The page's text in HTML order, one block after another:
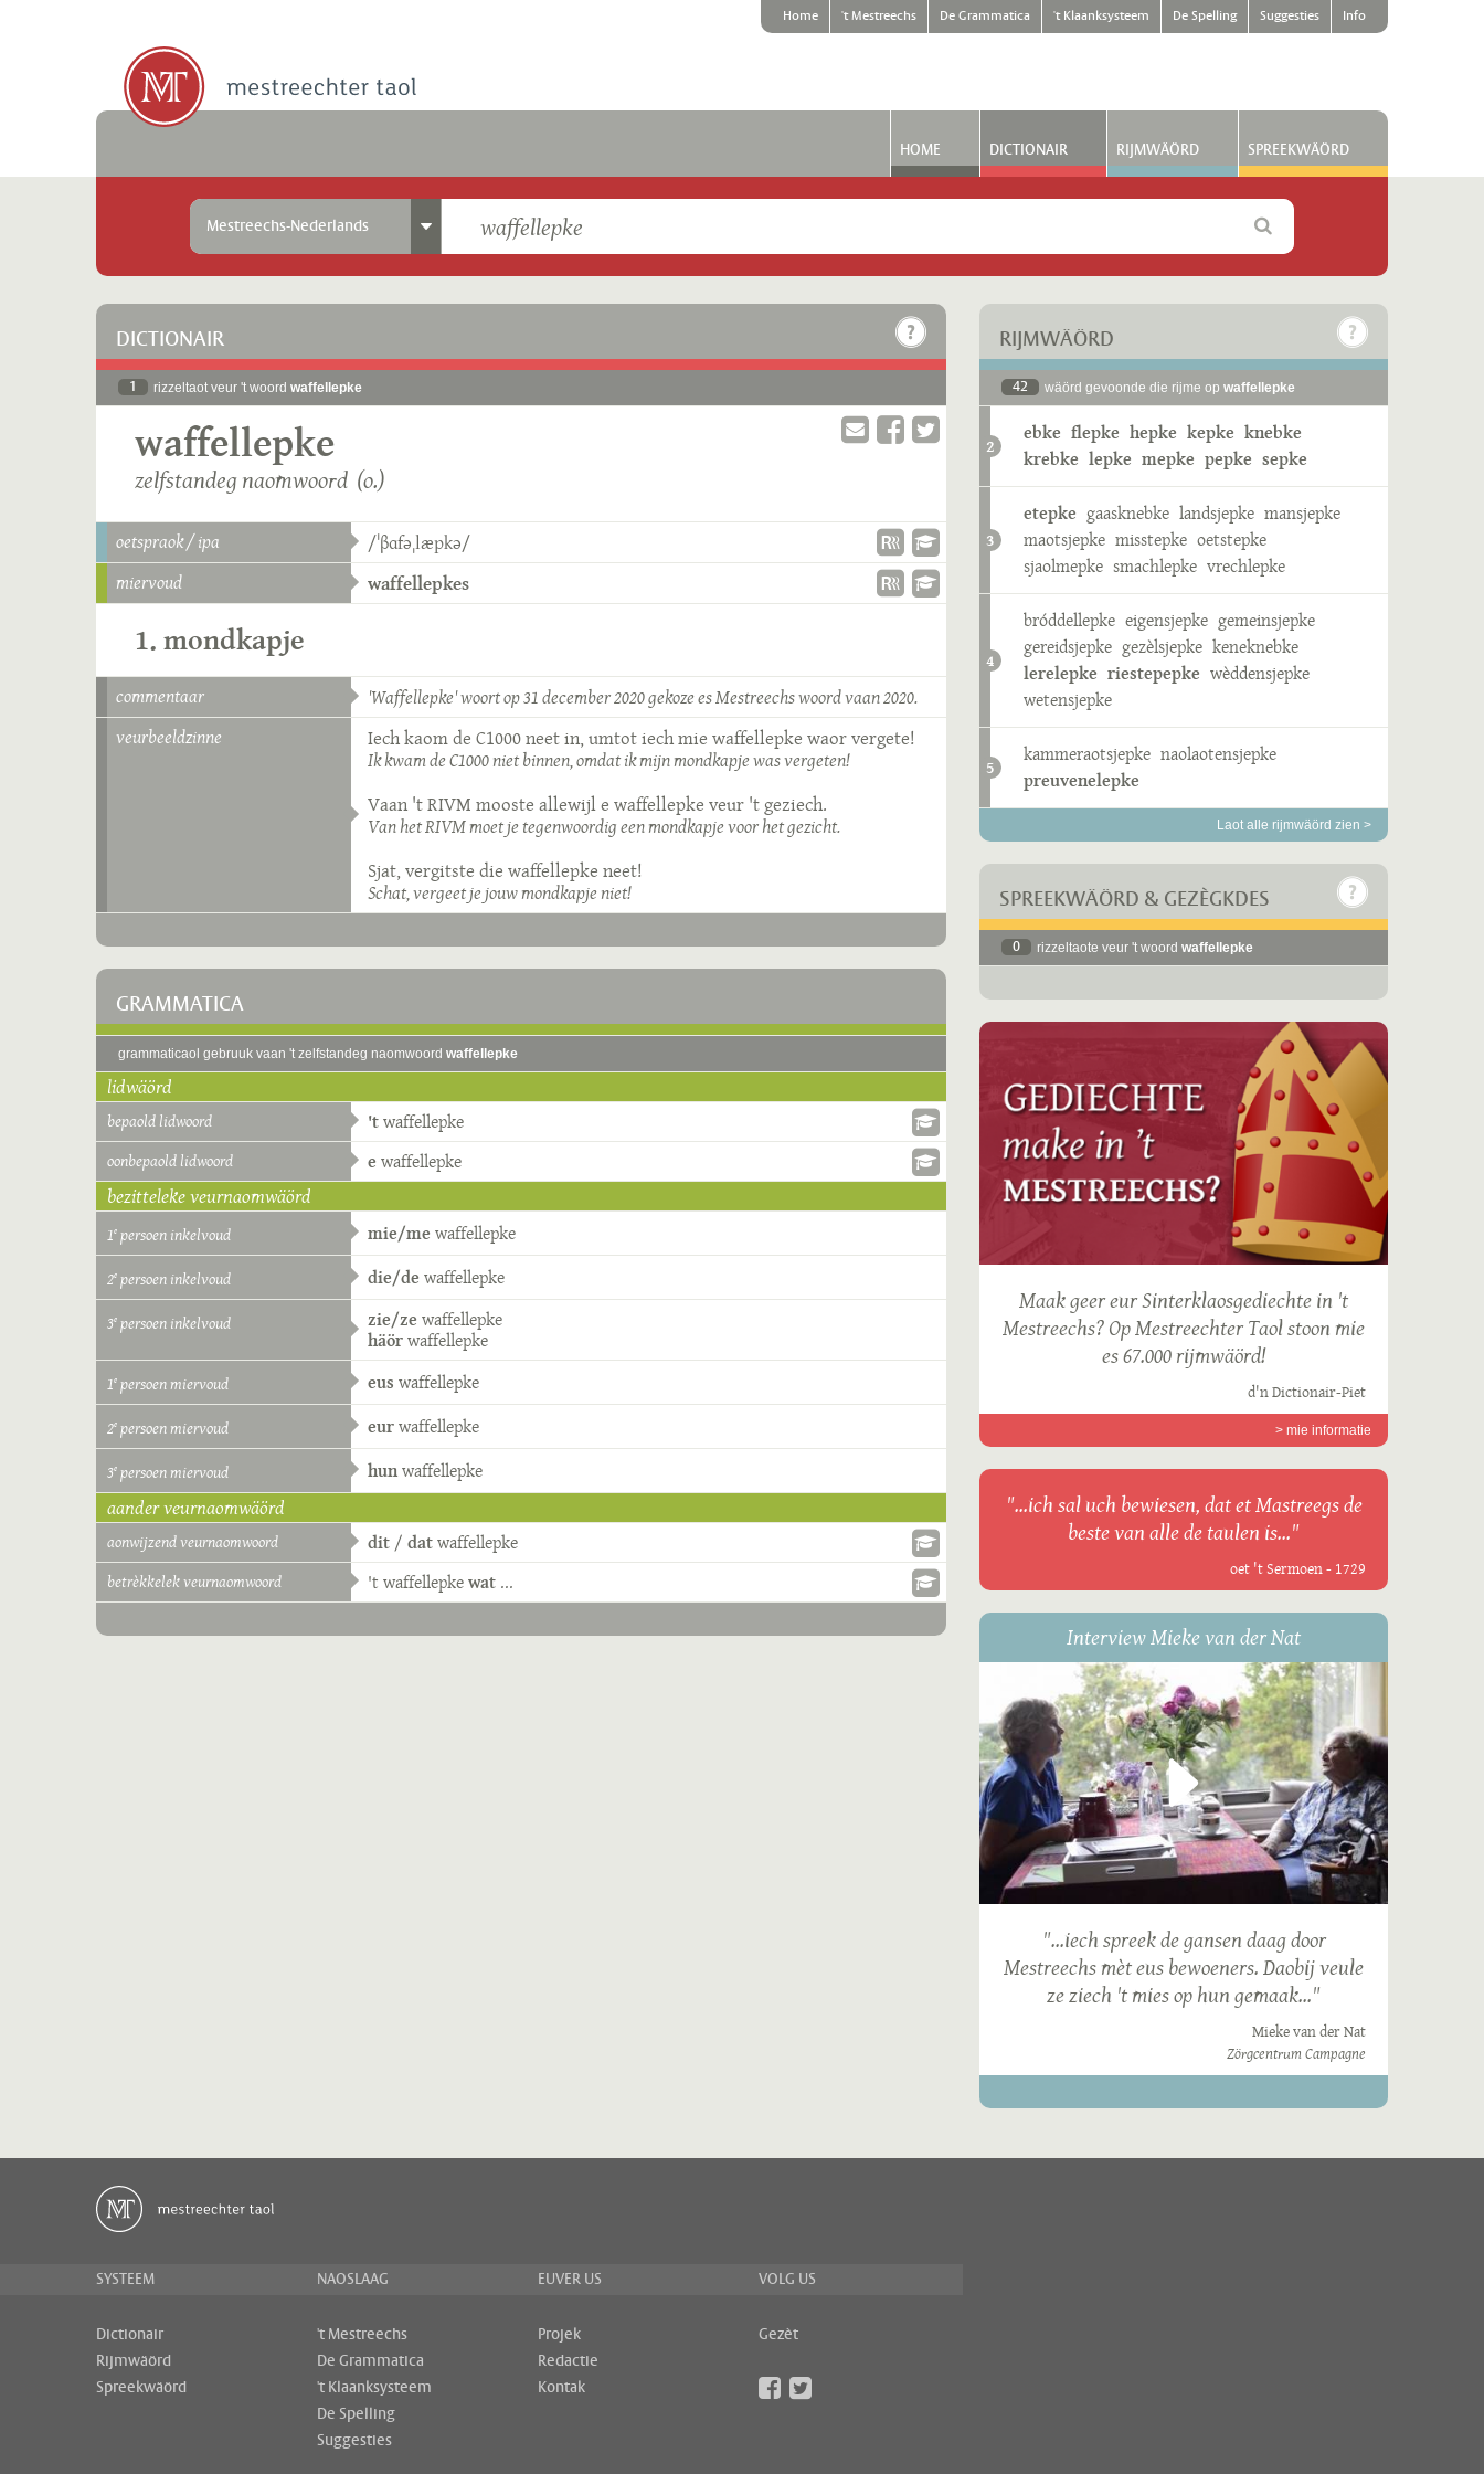
Home 't Mestreechs De Grammatica 't Klaanksysteem De Spelling Suggesties Info
HOME DICTIONAIR RIJMWÄÖRD SPREEKWÄÖRD
Mestreechs-Nederlands
DICTIONAIR
1 rizzeltaot veur 't woord waffellepke
waffellepke
zelfstandeg naomwoord (o.)
oetspraok / ipa /ˈβɑfəˌlæpkə/
miervoud waffellepkes
1. mondkapje
commentaar
'Waffellepke' woort op 31 december 2020 gekoze es Mestreechs woord vaan 2020.
veurbeeldzinne
Iech kaom de C1000 neet in, umtot iech mie waffellepke waor vergete!
Ik kwam de C1000 niet binnen, omdat ik mijn mondkapje was vergeten!
Vaan 't RIVM mooste allewijl e waffellepke veur 't geziech.
Van het RIVM moet je tegenwoordig een mondkapje voor het gezicht.
Sjat, vergitste die waffellepke neet!
Schat, vergeet je jouw mondkapje niet!
GRAMMATICA
grammaticaol gebruuk vaan 't zelfstandeg naomwoord waffellepke
lidwäörd
bepaold lidwoord 'twaffellepke
oonbepaold lidwoord e waffellepke
bezitteleke veurnaomwäörd
1e persoen inkelvoud mie/me waffellepke
2e persoen inkelvoud die/de waffellepke
3e persoen inkelvoud zie/ze waffellepke
häörwaffellepke
1e persoen miervoud eus waffellepke
2e persoen miervoud eurwaffellepke
3e persoen miervoud hunwaffellepke
aander veurnaomwäörd
aonwijzend veurnaomwoord dit / datwaffellepke
betrèkkelek veurnaomwoord 't waffellepkewat ...
RIJMWÄÖRD
42 wäörd gevoonde die rijme op waffellepke
2
ebke flepke hepke kepke knebke
krebke lepke mepke pepke sepke
3
etepke gaasknebke landsjepke mansjepke
maotsjepke misstepke oetstepke
sjaolmepke smachlepke vrechlepke
4
bróddellepke eigensjepke gemeinsjepke
gereidsjepke gezèlsjepke keneknebke
lerelepke riestepepke wèddensjepke
wetensjepke
5
kammeraotsjepke naolaotensjepke
preuvenelepke
Laot alle rijmwäörd zien >
SPREEKWÄÖRD & GEZÈGKDES
0 rizzeltaote veur 't woord waffellepke
Maak geer eur Sinterklaosgediechte in 't
Mestreechs? Op Mestreechter Taol stoon mie
es 67.000 rijmwäörd!
d'n Dictionair-Piet
> mie informatie
"...ich sal uch bewiesen, dat et Mastreegs de
beste van alle de taulen is..."
oet 't Sermoen - 1729
Interview Mieke van der Nat
"...iech spreek de gansen daag door
Mestreechs mèt eus bewoeners. Daobij veule
ze ziech 't mies op hun gemaak..."
Mieke van der Nat
Zörgcentrum Campagne
SYSTEEM
Dictionair
Rijmwäörd
Spreekwäörd
NAOSLAAG
't Mestreechs
De Grammatica
't Klaanksysteem
De Spelling
Suggesties
EUVER US
Projek
Redactie
Kontak
VOLG US
Gezèt